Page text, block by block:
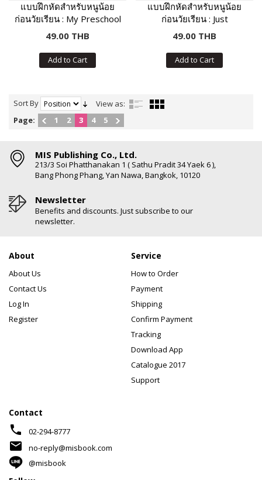
แบบฝึกหัดสำหรับหนูน้อย
ก่อนวัยเรียน : My Preschool
Activities
49.00 THB
Add to Cart
แบบฝึกหัดสำหรับหนูน้อย
ก่อนวัยเรียน : Just
Preschool Activities
49.00 THB
Add to Cart
Sort By
View as:
Page:
1 2 3 4 5
MIS Publishing Co., Ltd.
213/3 Soi Phatthanakan 1 ( Sathu Pradit 34 Yaek 6 ),
Bang Phong Phang, Yan Nawa, Bangkok, 10120
Newsletter
Benefits and discounts. Just subscribe to our
newsletter.
About
About Us
Contact Us
Log In
Register
Service
How to Order
Payment
Shipping
Confirm Payment
Tracking
Download App
Catalogue 2017
Support
Contact
phone 02-294-8777
mail
no-reply@misbook.com
@misbook